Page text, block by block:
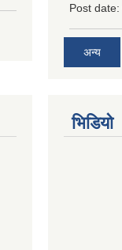
Post date:
अन्य
भिडियो